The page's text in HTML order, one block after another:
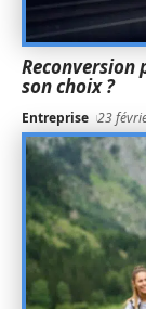
Reconversion
son choix ?
Entreprise 23